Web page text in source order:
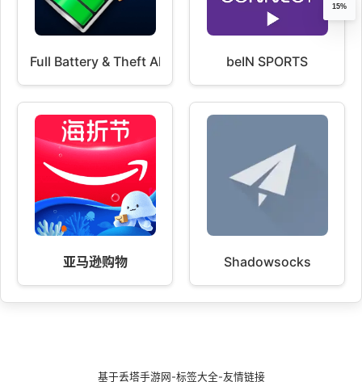
Full Battery & Theft Alarm beIN SPORTS
亚马逊购物 Shadowsocks
15%
基于丢塔手游网 -标签大全-友情链接